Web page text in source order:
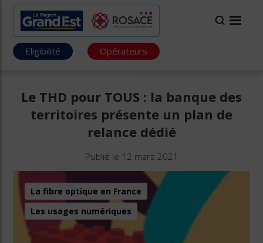
Eligibilité Opérateurs
Le THD pour TOUS : la banque des
territoires présente un plan de
relance dédié
Publié le 12 mars 2021
La fibre optique en France
Les usages numériques